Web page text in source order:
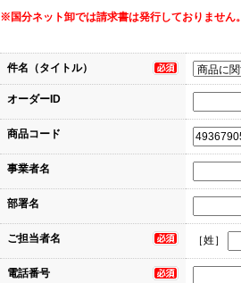
※国分ネット卸では請求書は発行しておりません。
件名（タイトル）
オーダーID
商品コード
事業者名
部署名
ご担当者名 ［姓］
電話番号